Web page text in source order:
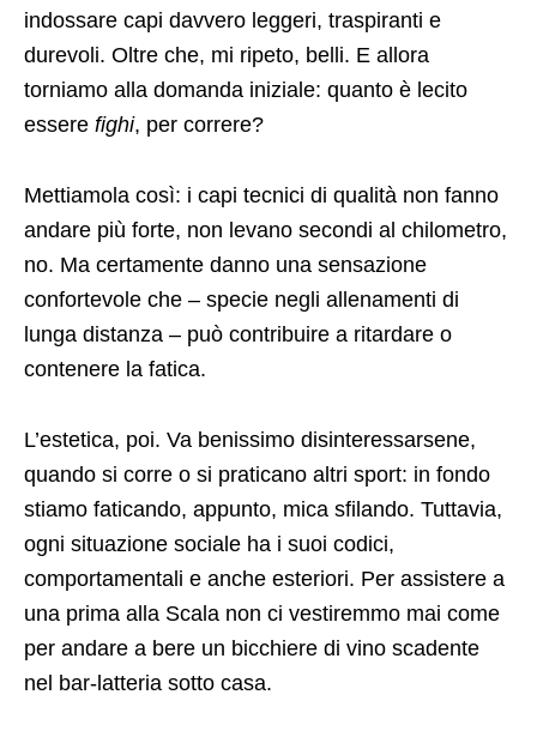
indossare capi davvero leggeri, traspiranti e
durevoli. Oltre che, mi ripeto, belli. E allora
torniamo alla domanda iniziale: quanto è lecito
essere fighi, per correre?
Mettiamola così: i capi tecnici di qualità non fanno
andare più forte, non levano secondi al chilometro,
no. Ma certamente danno una sensazione
confortevole che – specie negli allenamenti di
lunga distanza – può contribuire a ritardare o
contenere la fatica.
L’estetica, poi. Va benissimo disinteressarsene,
quando si corre o si praticano altri sport: in fondo
stiamo faticando, appunto, mica sfilando. Tuttavia,
ogni situazione sociale ha i suoi codici,
comportamentali e anche esteriori. Per assistere a
una prima alla Scala non ci vestiremmo mai come
per andare a bere un bicchiere di vino scadente
nel bar-latteria sotto casa.